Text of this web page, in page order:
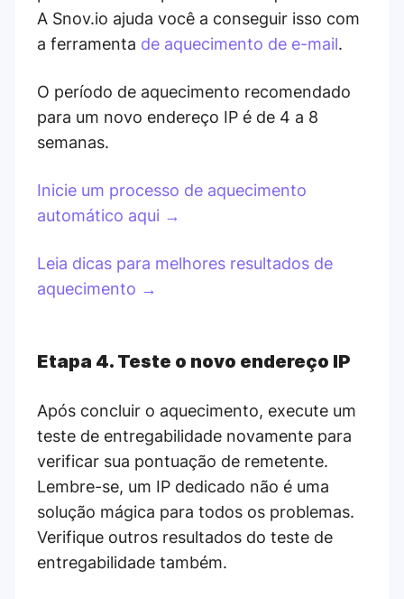
A Snov.io ajuda você a conseguir isso com
a ferramenta de aquecimento de e-mail.
O período de aquecimento recomendado
para um novo endereço IP é de 4 a 8
semanas.
Inicie um processo de aquecimento
automático aqui →
Leia dicas para melhores resultados de
aquecimento →
Etapa 4. Teste o novo endereço IP
Após concluir o aquecimento, execute um
teste de entregabilidade novamente para
verificar sua pontuação de remetente.
Lembre-se, um IP dedicado não é uma
solução mágica para todos os problemas.
Verifique outros resultados do teste de
entregabilidade também.